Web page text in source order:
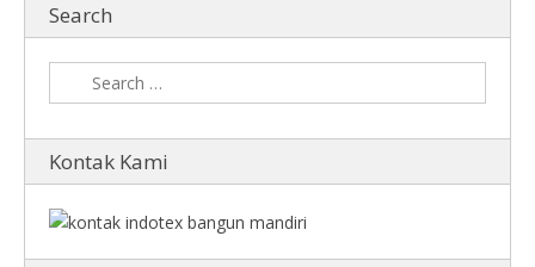
Search
Kontak Kami